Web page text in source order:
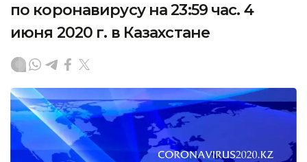
по коронавирусу на 23:59 час. 4
июня 2020 г. в Казахстане